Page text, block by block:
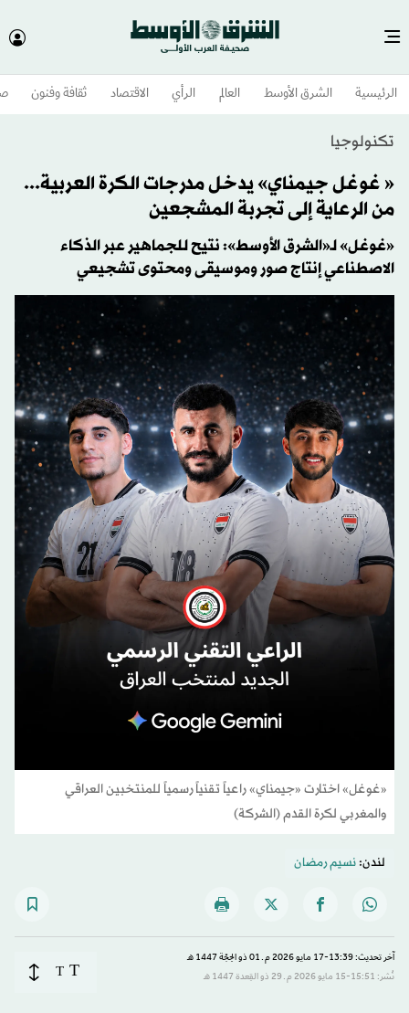
الرئيسية الشرق الأوسط​ العالم الرأي الاقتصاد ثقافة وفنون
تكنولوجيا
« غوغل جيمناي» يدخل مدرجات الكرة العربية...
من الرعاية إلى تجربة المشجعين
«غوغل» لـ«الشرق الأوسط»: نتيح للجماهير عبر الذكاء
الاصطناعي إنتاج صور وموسيقى ومحتوى تشجيعي
«غوغل» اختارت «جيمناي» راعياً تقنياً رسمياً للمنتخبين العراقي
والمغربي لكرة القدم (الشركة)
لندن:نسيم رمضان
آخر تحديث: 13:39-17 مايو 2026 م ـ 01 ذو الحِجّة 1447 هـ
نُشر: 15:51-15 مايو 2026 م ـ 29 ذو القِعدة 1447 هـ
T
T